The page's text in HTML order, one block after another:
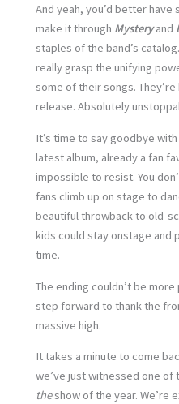
And yeah, you’d better
make it through Mysteryand
staples of the band’s
really grasp the unifying
some of their songs.
release. Absolutely
It’s time to say goodbye
latest album, already a fan
impossible to resist. You
fans climb up on stage to
beautiful throwback to old-
kids could stay onstage and
time.
The ending couldn’t be
step forward to thank the
massive high.
It takes a minute to come
we’ve just witnessed one
theshow of the year. We’re